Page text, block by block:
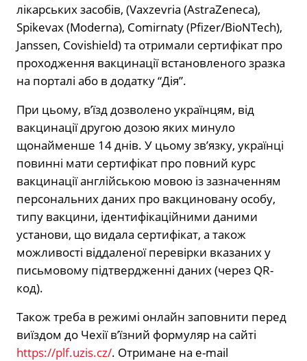
лікарських засобів, (Vaxzevria (AstraZeneca),
Spikevax (Moderna), Comirnaty (Pfizer/BioNTech),
Janssen, Covishield) та отримали сертифікат про
проходження вакцинації встановленого зразка
на порталі або в додатку “Дія”.
При цьому, в’їзд дозволено українцям, від
вакцинації другою дозою яких минуло
щонайменше 14 днів. У цьому зв’язку, українці
повинні мати сертифікат про повний курс
вакцинації англійською мовою із зазначенням
персональних даних про вакциновану особу,
типу вакцини, ідентифікаційними даними
установи, що видала сертифікат, а також
можливості віддаленої перевірки вказаних у
письмовому підтвердженні даних (через QR-
код).
Також треба в режимі онлайн заповнити перед
виїздом до Чехії в’їзний формуляр на сайті
https://plf.uzis.cz/. Отримане на e-mail